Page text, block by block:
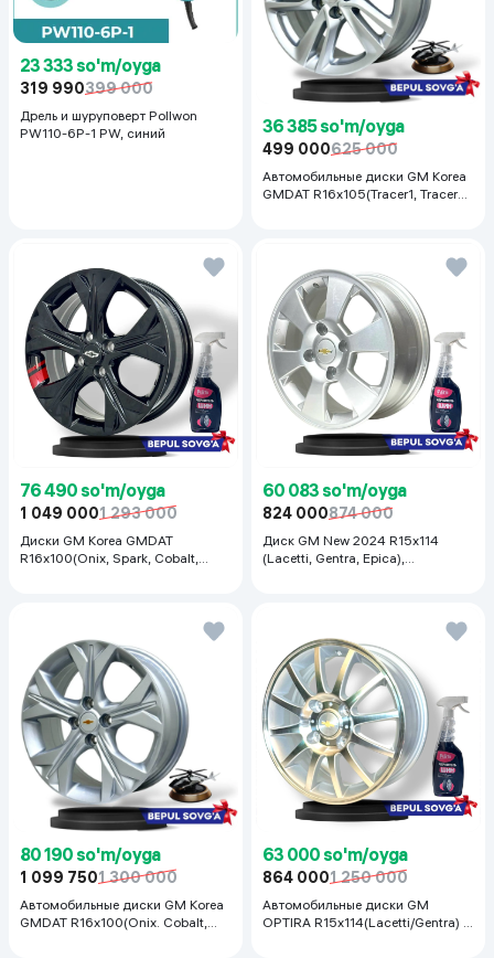
23 333 so'm/oyga
319 990399 000
Дрель и шуруповерт Pollwon
PW110-6P-1 PW, синий
36 385 so'm/oyga
499 000625 000
Автомобильные диски GM Korea
GMDAT R16x105(Tracer1, Tracer2)
76 490 so'm/oyga
1 049 0001 293 000
Диски GM Korea GMDAT
R16x100(Onix, Spark, Cobalt,
60 083 so'm/oyga
824 000874 000
Диск GM New 2024 R15x114
(Lacetti, Gentra, Epica),
80 190 so'm/oyga
1 099 7501 300 000
Автомобильные диски GM Korea
GMDAT R16x100(Onix. Cobalt,
63 000 so'm/oyga
864 0001 250 000
Автомобильные диски GM
OPTIRA R15x114(Lacetti/Gentra) 1